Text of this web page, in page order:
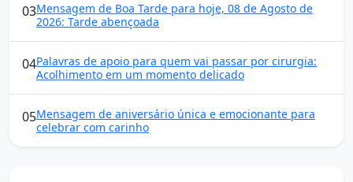
03Mensagem de Boa Tarde para hoje, 08 de Agosto de
2026: Tarde abençoada
04Palavras de apoio para quem vai passar por cirurgia:
Acolhimento em um momento delicado
05Mensagem de aniversário única e emocionante para
celebrar com carinho